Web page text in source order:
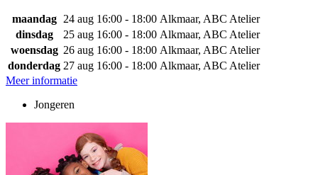
maandag 24 aug 16:00 - 18:00 Alkmaar, ABC Atelier
dinsdag
25 aug 16:00 - 18:00 Alkmaar, ABC Atelier
woensdag 26 aug 16:00 - 18:00 Alkmaar, ABC Atelier
donderdag 27 aug 16:00 - 18:00 Alkmaar, ABC Atelier
Meer informatie
Jongeren